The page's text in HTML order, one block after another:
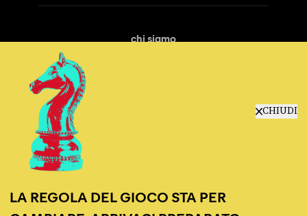
CHIUDI
LA REGOLA DEL GIOCO STA PER
chi siamo